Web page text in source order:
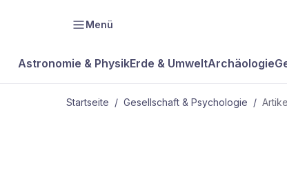
Menü
Astronomie & PhysikErde & UmweltArchäologie
Startseite / Gesellschaft & Psychologie /